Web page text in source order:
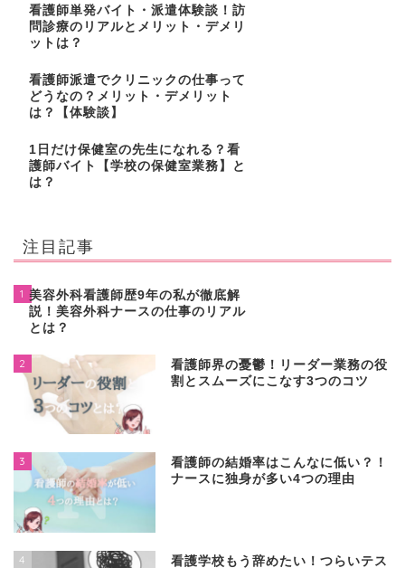
看護師単発バイト・派遣体験談！訪
問診療のリアルとメリット・デメリ
ットは？
看護師派遣でクリニックの仕事って
どうなの？メリット・デメリット
は？【体験談】
1日だけ保健室の先生になれる？看
護師バイト【学校の保健室業務】と
は？
注目記事
1 美容外科看護師歴9年の私が徹底解
説！美容外科ナースの仕事のリアル
とは？
2
看護師界の憂鬱！リーダー業務の役
割とスムーズにこなす3つのコツ
3
看護師の結婚率はこんなに低い？！
ナースに独身が多い4つの理由
4
看護学校もう辞めたい！つらいテス